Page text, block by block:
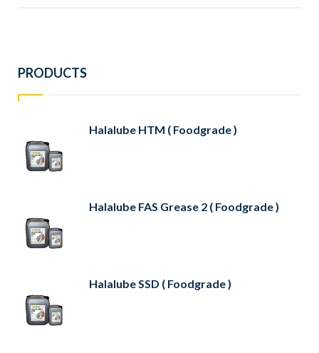
PRODUCTS
Halalube HTM ( Foodgrade )
Halalube FAS Grease 2 ( Foodgrade )
Halalube SSD ( Foodgrade )